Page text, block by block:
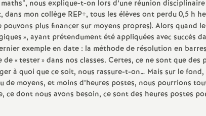
t
i
o
n
(motions,
TZR
Psychologues de l’Éducation
nationale 2 ddegré / DCIO
Non-titulaires
Liste d’aptitude -
Changement de discipline
Temps partiel
Réadaptation - Situations
médicales - Handicap
Enseignements,
Examens (DNB,
maths", nous explique-t-on lors d’une réunion
dans mon collège REP+, tous les élèves ont perdu 0,5 h
plus financer sur moyens propres). Alors quand
», ayant prétendument été appliquées avec succès
exemple en date : la méthode de résolution en
de «tester» dans nos classes. Certes, ce ne sont que
à quoi que ce soit, nous rassure-t-on… Mais sur le fond,
de moyens, et moins d’heures postes, nous pourrions
ce dont nous avons besoin, ce sont des heures postes